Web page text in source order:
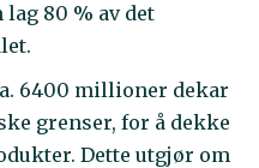
80 % av det
6400 millioner dekar
grenser, for å dekke
Dette utgjør om